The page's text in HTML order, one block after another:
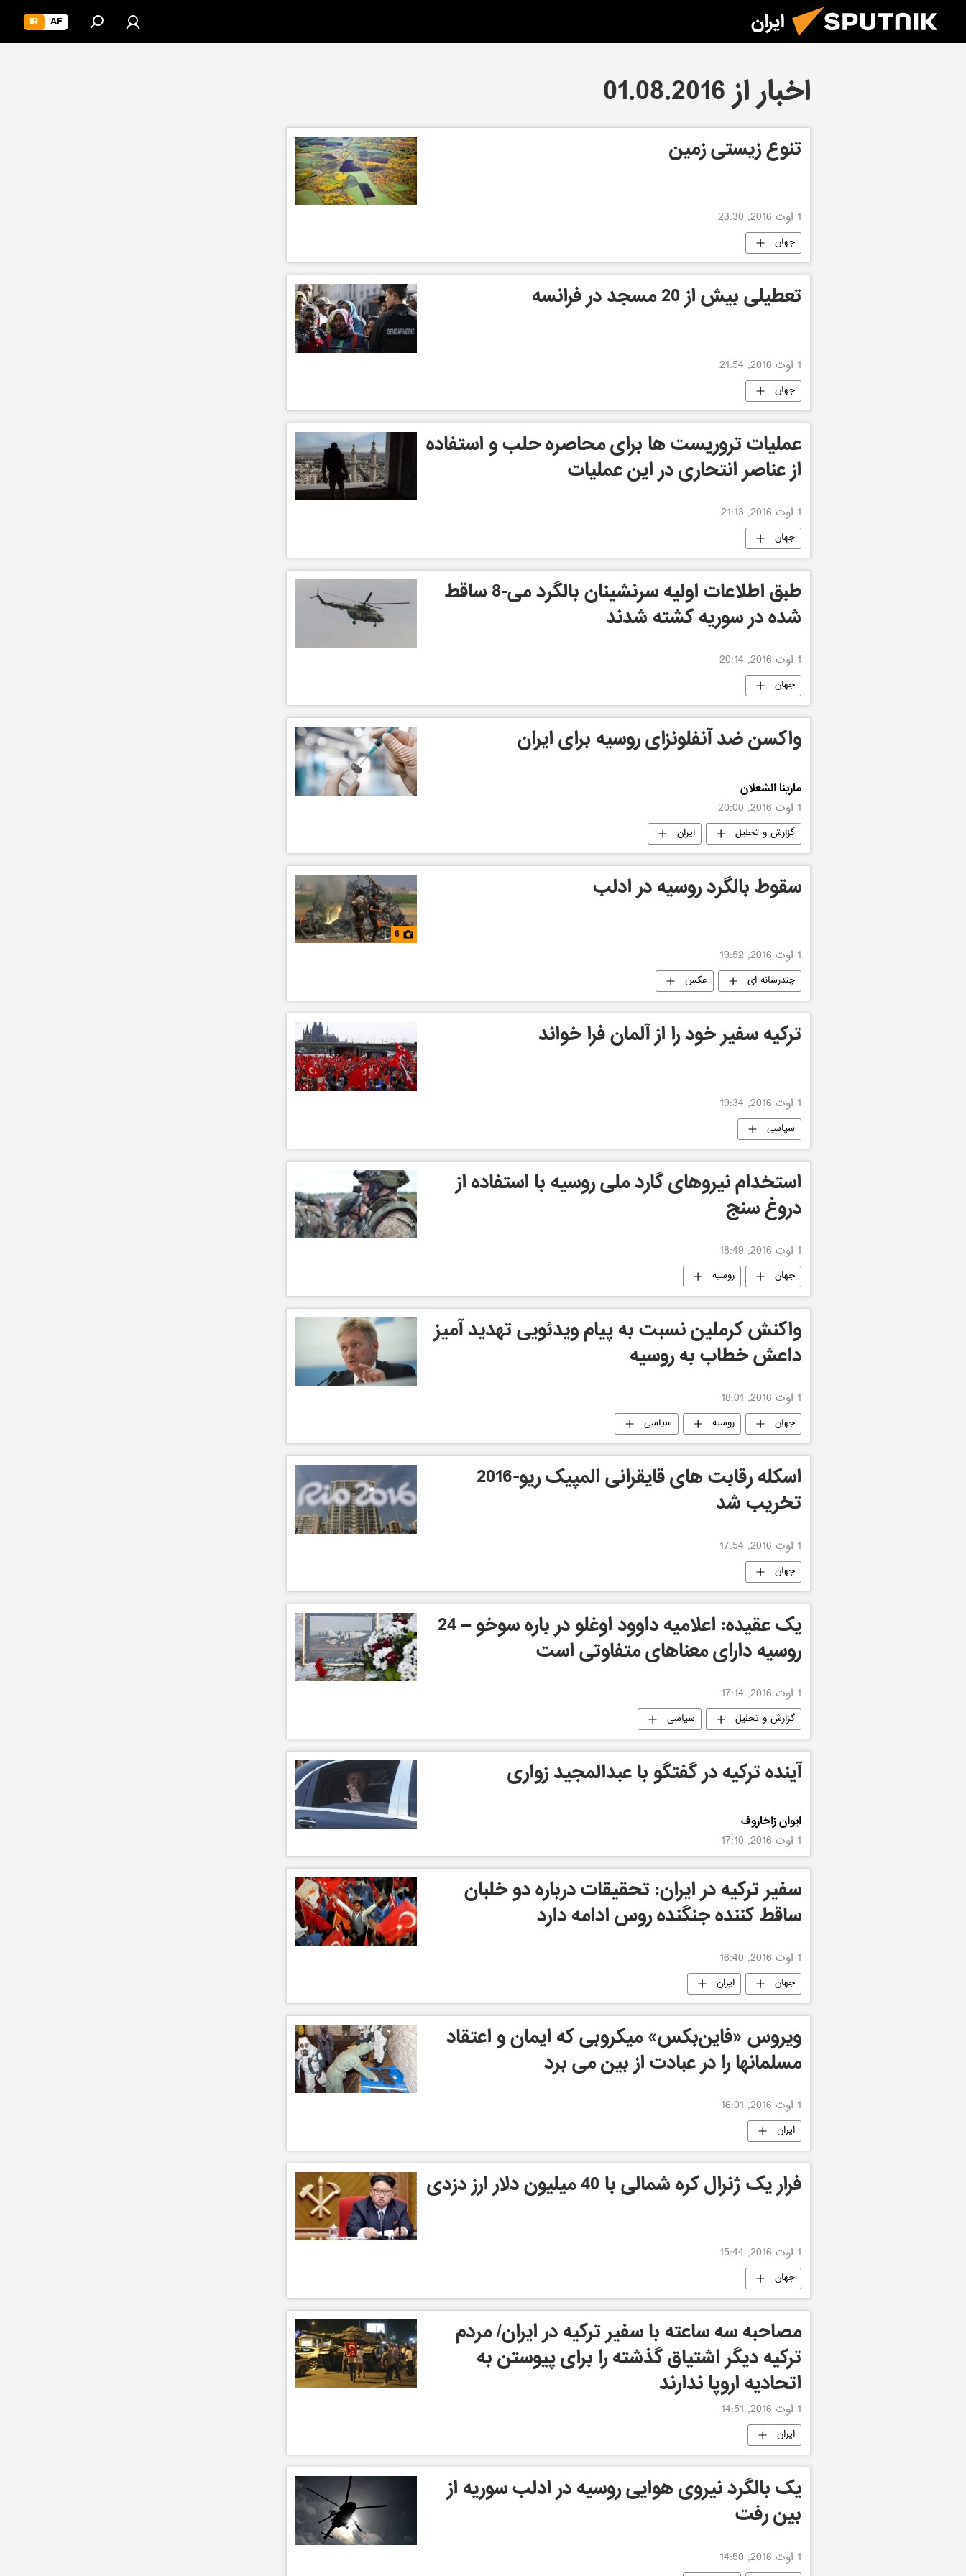
ایران AF
IR
اخبار از 01.08.2016
تنوع زیستی زمین
1 اوت 2016, 23:30
جهان
تعطیلی بیش از 20 مسجد در فرانسه
1 اوت 2016, 21:54
جهان
عملیات تروریست ها برای محاصره حلب و استفاده
از عناصر انتحاری در این عملیات
1 اوت 2016, 21:13
جهان
طبق اطلاعات اولیه سرنشینان بالگرد می-8 ساقط
شده در سوریه کشته شدند
1 اوت 2016, 20:14
جهان
واکسن ضد آنفلونزای روسیه برای ایران
مارینا الشعلان
1 اوت 2016, 20:00
گزارش و تحلیل ایران
سقوط بالگرد روسیه در ادلب
6
1 اوت 2016, 19:52
چندرسانه ای عکس
ترکیه سفیر خود را از آلمان فرا خواند
1 اوت 2016, 19:34
سیاسی
استخدام نیروهای گارد ملی روسیه با استفاده از
دروغ سنج
1 اوت 2016, 18:49
جهان روسیه
واکنش کرملین نسبت به پیام ویدئویی تهدید آمیز
داعش خطاب به روسیه
1 اوت 2016, 18:01
جهان روسیه سیاسی
اسکله رقابت های قایقرانی المپیک ریو-2016
تخریب شد
1 اوت 2016, 17:54
جهان
یک عقیده: اعلامیه داوود اوغلو در باره سوخو – 24
روسیه دارای معناهای متفاوتی است
1 اوت 2016, 17:14
گزارش و تحلیل سیاسی
آینده ترکیه در گفتگو با عبدالمجید زواری
ایوان زاخاروف
1 اوت 2016, 17:10
سفیر ترکیه در ایران: تحقیقات درباره دو خلبان
ساقط کننده جنگنده روس ادامه دارد
1 اوت 2016, 16:40
جهان ایران
ویروس «فاین‌بکس» میکروبی که ایمان و اعتقاد
مسلمانها را در عبادت از بین می برد
1 اوت 2016, 16:01
ایران
فرار یک ژنرال کره شمالی با 40 میلیون دلار ارز دزدی
1 اوت 2016, 15:44
جهان
مصاحبه سه ساعته با سفیر ترکیه در ایران/ مردم
ترکیه دیگر اشتیاق گذشته را برای پیوستن به
اتحادیه اروپا ندارند
1 اوت 2016, 14:51
ایران
یک بالگرد نیروی هوایی روسیه در ادلب سوریه از
بین رفت
1 اوت 2016, 14:50